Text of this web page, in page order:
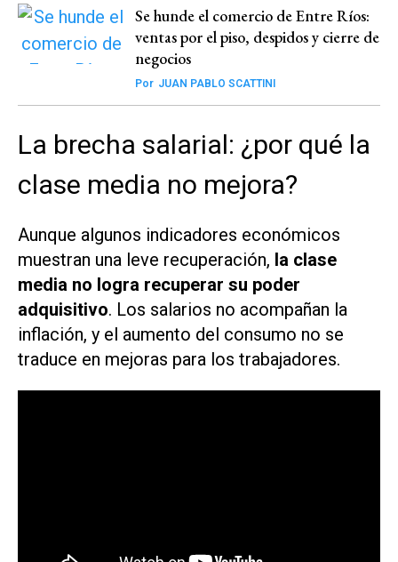
Se hunde el comercio de Entre Ríos:
ventas por el piso, despidos y cierre de
negocios
Por JUAN PABLO SCATTINI
La brecha salarial: ¿por qué la
clase media no mejora?
Aunque algunos indicadores económicos
muestran una leve recuperación, la clase
media no logra recuperar su poder
adquisitivo. Los salarios no acompañan la
inflación, y el aumento del consumo no se
traduce en mejoras para los trabajadores.